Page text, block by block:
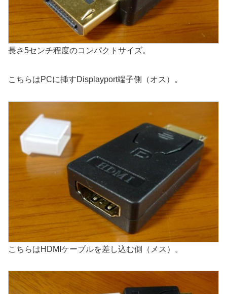
長さ5センチ程度のコンパクトサイズ。
こちらはPCに挿すDisplayport端子側（オス）。
こちらはHDMIケーブルを差し込む側（メス）。